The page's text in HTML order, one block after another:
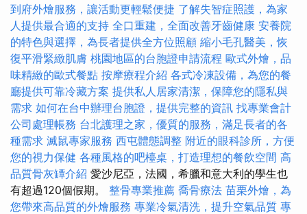
到府外燴服務，讓活動更輕鬆便捷 了解失智症照護，為家
人提供最合適的支持 全口重建，全面改善牙齒健康 安養院
的特色與選擇，為長者提供全方位照顧 縮小毛孔醫美，恢
復平滑緊緻肌膚 桃園地區的台胞證申請流程 歐式外燴，品
味精緻的歐式餐點 按摩療程介紹 各式冷凍設備，為您的餐
廳提供可靠冷藏方案 提供私人居家清潔，保障您的隱私與
需求 如何在台中辦理台胞證，提供完整的資訊 找專業會計
公司處理帳務 台北護理之家，優質的服務，滿足長者的各
種需求 滅鼠專家服務 西屯體態調整 附近的眼科診所，方便
您的視力保健 各種風格的吧檯桌，打造理想的餐飲空間 高
品質骨灰罈介紹 愛沙尼亞，法國，希臘和意大利的學生也
有超過120個假期。 整骨專業推薦 喬骨療法 苗栗外燴，為
您帶來高品質的外燴服務 專業冷氣清洗，提升空氣品質 專